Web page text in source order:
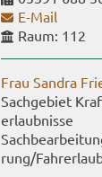
E-​Mail
Raum: 112
Frau San­dra
Sach­ge­biet
erlaub­nis­se
rung/